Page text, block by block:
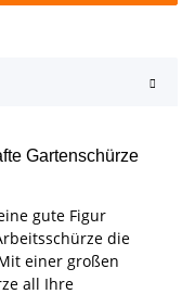
Gartenschürze
gute Figur
die
einer großen
all Ihre